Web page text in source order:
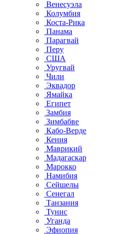
Венесуэла
Колумбия
Коста-Рика
Панама
Парагвай
Перу
США
Уругвай
Чили
Эквадор
Ямайка
Египет
Замбия
Зимбабве
Кабо-Верде
Кения
Маврикий
Мадагаскар
Марокко
Намибия
Сейшелы
Сенегал
Танзания
Тунис
Уганда
Эфиопия